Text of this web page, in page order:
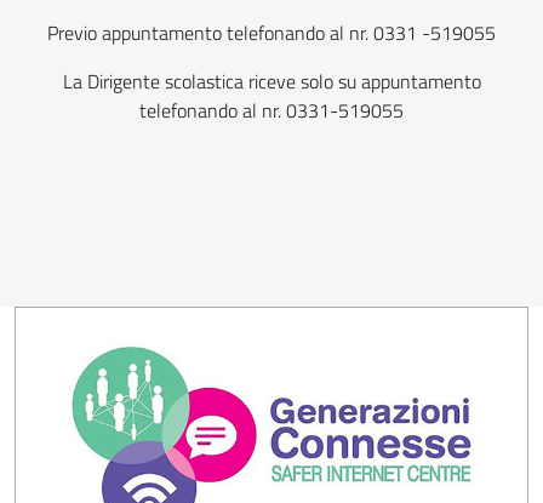
Previo appuntamento telefonando al nr. 0331 -519055
La Dirigente scolastica riceve solo su appuntamento
telefonando al nr. 0331-519055